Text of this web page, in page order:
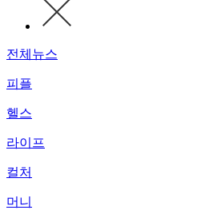
전체뉴스
피플
헬스
라이프
컬처
머니